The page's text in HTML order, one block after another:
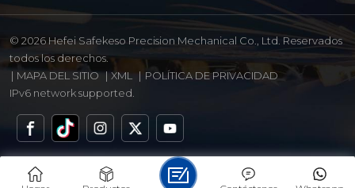
© 2026 Hefei Safekeso Precision Mechanical Co., Ltd. Reservados
todos los derechos.
| MAPA DEL SITIO | XML | POLÍTICA DE PRIVACIDAD
IPv6 network supported.